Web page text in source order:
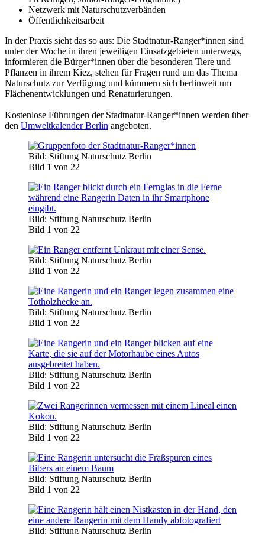
Netzwerk mit Naturschutzverbänden
Öffentlichkeitsarbeit
In der Praxis sieht das so aus: Die Stadtnatur-Ranger*innen sind
unter der Woche in ihren jeweiligen Einsatzgebieten unterwegs,
informieren die Bürger*innen über die besonderen Tiere und
Pflanzen in ihrem Kiez, stehen für Fragen rund um das Thema
Naturschutz zur Verfügung und kümmern sich berlinweit um
Flächenentwicklungen und Renaturierungen.
Kostenlose Führungen der Stadtnatur-Ranger*innen werden über
den Umweltkalender Berlin angeboten.
Bild: Stiftung Naturschutz Berlin
Bild 1 von 22
Bild: Stiftung Naturschutz Berlin
Bild 1 von 22
Bild: Stiftung Naturschutz Berlin
Bild 1 von 22
Bild: Stiftung Naturschutz Berlin
Bild 1 von 22
Bild: Stiftung Naturschutz Berlin
Bild 1 von 22
Bild: Stiftung Naturschutz Berlin
Bild 1 von 22
Bild: Stiftung Naturschutz Berlin
Bild 1 von 22
Bild: Stiftung Naturschutz Berlin